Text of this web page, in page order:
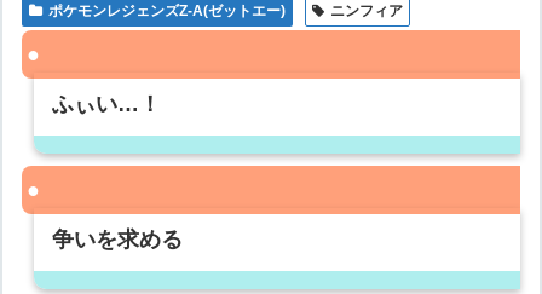
ポケモンレジェンズZ-A(ゼットエー) ニンフィア
ふぃい…！
争いを求める